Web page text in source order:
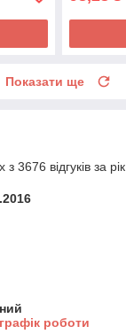
Показати ще
3676 відгуків за рік
роботи